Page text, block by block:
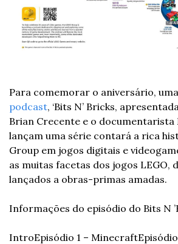
podcast, ‘Bits N’ Bricks,
Brian Crecente e o documentarista
lançam uma série contará a rica
Group em jogos digitais e
as muitas facetas dos jogos LEGO,
lançados a obras-primas amadas.
Informações do episódio do Bits N
IntroEpisódio 1 – Minecraft